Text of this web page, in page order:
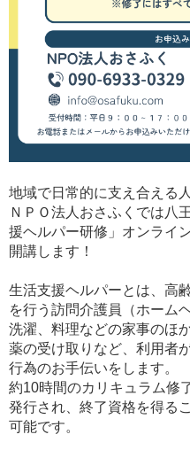
地域で日常的に支え合える
ＮＰＯ法人おさふくでは八
援ヘルパー研修」オンライ
開講します！
生活支援ヘルパーとは、高
を行う訪問介護員（ホーム
洗濯、料理などの家事のほ
薬の受け取りなど、利用者
行為のお手伝いをします。
約10時間のカリキュラム修
発行され、終了資格を得る
可能です。